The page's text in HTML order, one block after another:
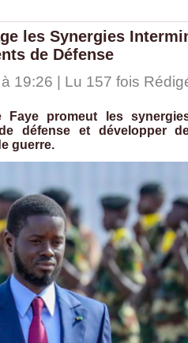
les Synergies
de Défense
19:26 | Lu 157 fois
Faye promeut les
défense et développer
guerre.